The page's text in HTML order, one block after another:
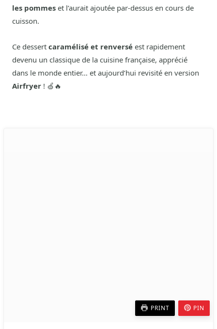
les pommes et l’aurait ajoutée par-dessus en cours de
cuisson.
Ce dessert caramélisé et renversé est rapidement
devenu un classique de la cuisine française, apprécié
dans le monde entier… et aujourd’hui revisité en version
Airfryer ! 🍏🔥
PRINT PIN